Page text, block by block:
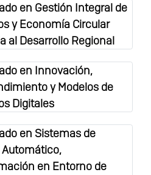
en Gestión Integral de
y Economía Circular
al Desarrollo Regional
en Innovación,
y Modelos de
Digitales
en Sistemas de
Automático,
en Entorno de